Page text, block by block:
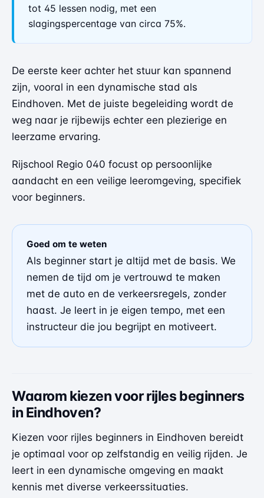
tot 45 lessen nodig, met een
slagingspercentage van circa 75%.
De eerste keer achter het stuur kan spannend
zijn, vooral in een dynamische stad als
Eindhoven. Met de juiste begeleiding wordt de
weg naar je rijbewijs echter een plezierige en
leerzame ervaring.
Rijschool Regio 040 focust op persoonlijke
aandacht en een veilige leeromgeving, specifiek
voor beginners.
Goed om te weten
Als beginner start je altijd met de basis. We
nemen de tijd om je vertrouwd te maken
met de auto en de verkeersregels, zonder
haast. Je leert in je eigen tempo, met een
instructeur die jou begrijpt en motiveert.
Waarom kiezen voor rijles beginners
in Eindhoven?
Kiezen voor rijles beginners in Eindhoven bereidt
je optimaal voor op zelfstandig en veilig rijden. Je
leert in een dynamische omgeving en maakt
kennis met diverse verkeerssituaties.